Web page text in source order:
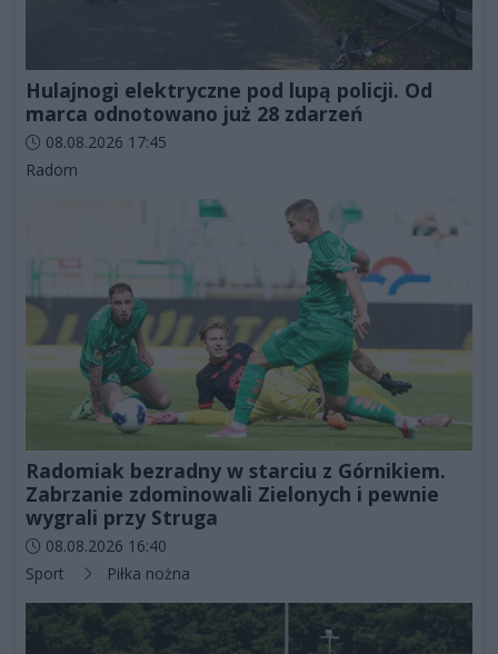
Hulajnogi elektryczne pod lupą policji. Od
marca odnotowano już 28 zdarzeń
Data dodania artykułu:
08.08.2026 17:45
Kategorie artykułu:
Radom
Radomiak bezradny w starciu z Górnikiem.
Zabrzanie zdominowali Zielonych i pewnie
wygrali przy Struga
Data dodania artykułu:
08.08.2026 16:40
Kategorie artykułu:
Sport Piłka nożna